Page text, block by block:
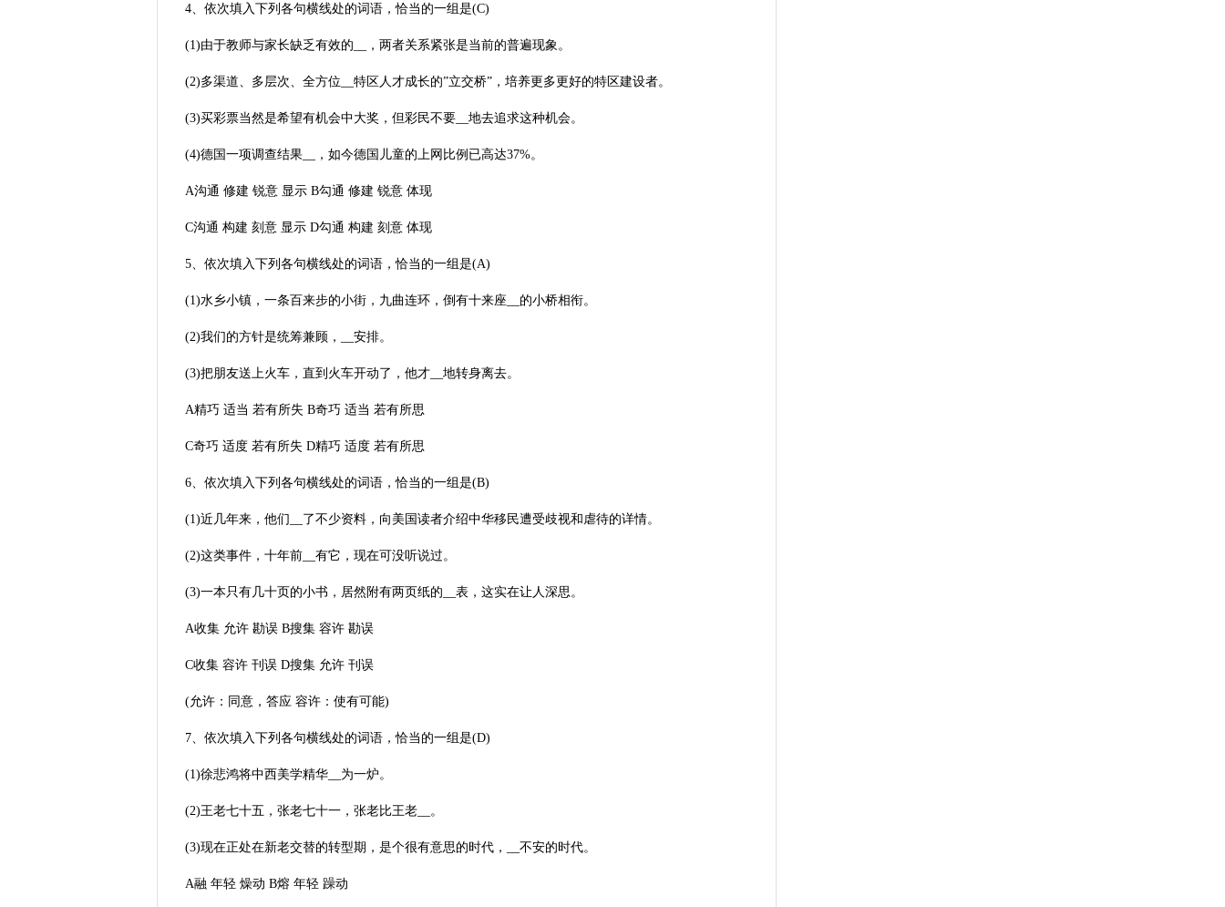
4、依次填入下列各句横线处的词语，恰当的一组是(C)
(1)由于教师与家长缺乏有效的__，两者关系紧张是当前的普遍现象。
(2)多渠道、多层次、全方位__特区人才成长的”立交桥”，培养更多更好的特区建设者。
(3)买彩票当然是希望有机会中大奖，但彩民不要__地去追求这种机会。
(4)德国一项调查结果__，如今德国儿童的上网比例已高达37%。
A沟通 修建 锐意 显示 B勾通 修建 锐意 体现
C沟通 构建 刻意 显示 D勾通 构建 刻意 体现
5、依次填入下列各句横线处的词语，恰当的一组是(A)
(1)水乡小镇，一条百来步的小街，九曲连环，倒有十来座__的小桥相衔。
(2)我们的方针是统筹兼顾，__安排。
(3)把朋友送上火车，直到火车开动了，他才__地转身离去。
A精巧 适当 若有所失 B奇巧 适当 若有所思
C奇巧 适度 若有所失 D精巧 适度 若有所思
6、依次填入下列各句横线处的词语，恰当的一组是(B)
(1)近几年来，他们__了不少资料，向美国读者介绍中华移民遭受歧视和虐待的详情。
(2)这类事件，十年前__有它，现在可没听说过。
(3)一本只有几十页的小书，居然附有两页纸的__表，这实在让人深思。
A收集 允许 勘误 B搜集 容许 勘误
C收集 容许 刊误 D搜集 允许 刊误
(允许：同意，答应 容许：使有可能)
7、依次填入下列各句横线处的词语，恰当的一组是(D)
(1)徐悲鸿将中西美学精华__为一炉。
(2)王老七十五，张老七十一，张老比王老__。
(3)现在正处在新老交替的转型期，是个很有意思的时代，__不安的时代。
A融 年轻 燥动 B熔 年轻 躁动